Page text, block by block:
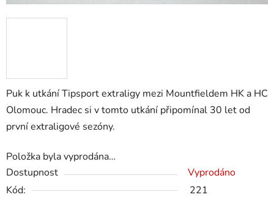
Puk k utkání Tipsport extraligy mezi Mountfieldem HK a HC
Olomouc. Hradec si v tomto utkání připomínal 30 let od
první extraligové sezóny.
Položka byla vyprodána…
Dostupnost
Vyprodáno
Kód:
221